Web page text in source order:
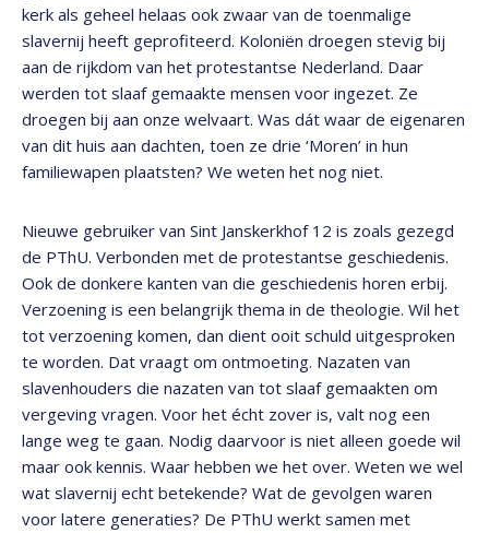
kerk als geheel helaas ook zwaar van de toenmalige
slavernij heeft geprofiteerd. Koloniën droegen stevig bij
aan de rijkdom van het protestantse Nederland. Daar
werden tot slaaf gemaakte mensen voor ingezet. Ze
droegen bij aan onze welvaart. Was dát waar de eigenaren
van dit huis aan dachten, toen ze drie ‘Moren’ in hun
familiewapen plaatsten? We weten het nog niet.
Nieuwe gebruiker van Sint Janskerkhof 12 is zoals gezegd
de PThU. Verbonden met de protestantse geschiedenis.
Ook de donkere kanten van die geschiedenis horen erbij.
Verzoening is een belangrijk thema in de theologie. Wil het
tot verzoening komen, dan dient ooit schuld uitgesproken
te worden. Dat vraagt om ontmoeting. Nazaten van
slavenhouders die nazaten van tot slaaf gemaakten om
vergeving vragen. Voor het écht zover is, valt nog een
lange weg te gaan. Nodig daarvoor is niet alleen goede wil
maar ook kennis. Waar hebben we het over. Weten we wel
wat slavernij echt betekende? Wat de gevolgen waren
voor latere generaties? De PThU werkt samen met